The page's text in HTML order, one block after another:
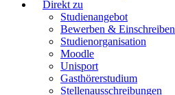
Direkt zu
Studienangebot
Bewerben & Einschreiben
Studienorganisation
Moodle
Unisport
Gasthörerstudium
Stellenausschreibungen